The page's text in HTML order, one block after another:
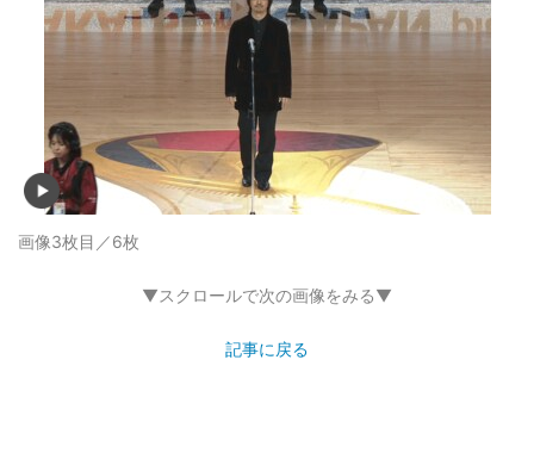
画像3枚目／6枚
▼スクロールで次の画像をみる▼
記事に戻る